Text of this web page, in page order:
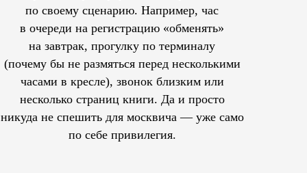
по своему сценарию. Например, час
в очереди на регистрацию «обменять»
на завтрак, прогулку по терминалу
(почему бы не размяться перед несколькими
часами в кресле), звонок близким или
несколько страниц книги. Да и просто
никуда не спешить для москвича — уже само
по себе привилегия.